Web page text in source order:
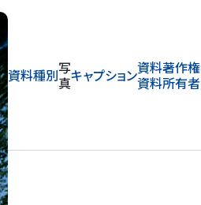
資料種別写
真キャプション資料著作
資料所有者